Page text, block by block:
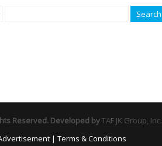
Search
Reserved. Developed byTAF JK Group, Inc.
| Terms & Conditions